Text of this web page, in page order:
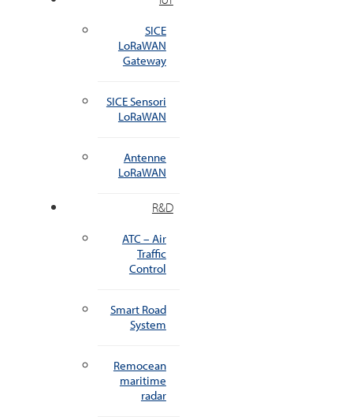
SICE
LoRaWAN
Gateway
SICE Sensori
LoRaWAN
Antenne
LoRaWAN
R&D
ATC – Air
Traffic
Control
Smart Road
System
Remocean
maritime
radar